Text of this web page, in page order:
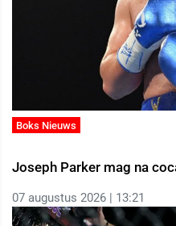
Boks Nieuws
Joseph Parker mag na
07 augustus 2026 | 13:21